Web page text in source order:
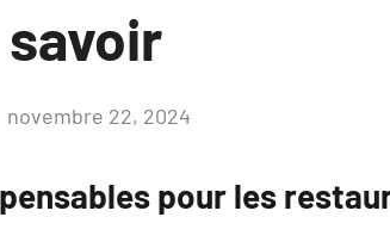
savoir
novembre 22, 2024
pour les